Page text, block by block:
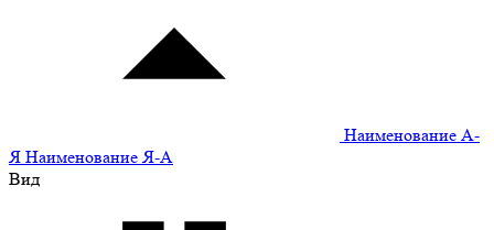
Наименование А-
Я Наименование Я-А
Вид